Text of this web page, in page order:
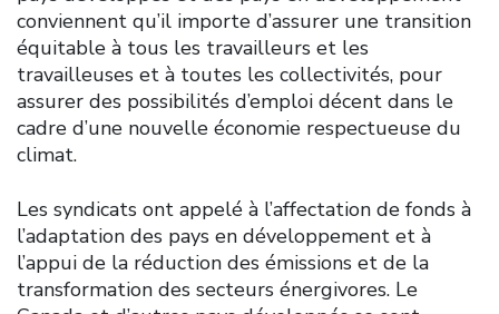
conviennent qu’il importe d’assurer une transition
équitable à tous les travailleurs et les
travailleuses et à toutes les collectivités, pour
assurer des possibilités d’emploi décent dans le
cadre d’une nouvelle économie respectueuse du
climat.
Les syndicats ont appelé à l’affectation de fonds à
l’adaptation des pays en développement et à
l’appui de la réduction des émissions et de la
transformation des secteurs énergivores. Le